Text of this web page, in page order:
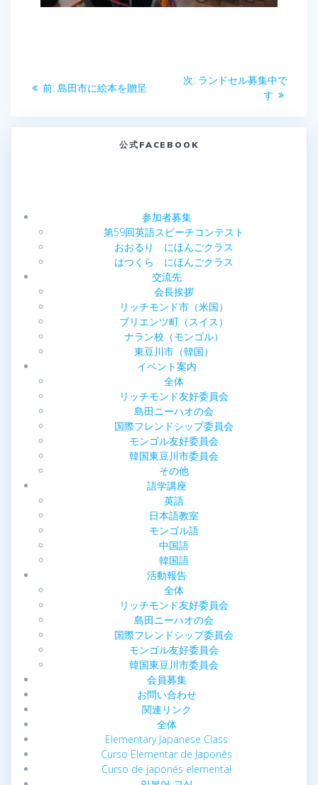
ー
ョ
前: 前
島田市に絵本を贈呈
次: 次
ランドセル募集中で
す
公式FACEBOOK
参加者募集
第59回英語スピーチコンテスト
おおるり にほんごクラス
はつくら にほんごクラス
交流先
会長挨拶
リッチモンド市（米国）
ブリエンツ町（スイス）
ナラン校（モンゴル）
東豆川市（韓国）
イベント案内
全体
リッチモンド友好委員会
島田ニーハオの会
国際フレンドシップ委員会
モンゴル友好委員会
韓国東豆川市委員会
その他
語学講座
英語
日本語教室
モンゴル語
中国語
韓国語
活動報告
全体
リッチモンド友好委員会
島田ニーハオの会
国際フレンドシップ委員会
モンゴル友好委員会
韓国東豆川市委員会
会員募集
お問い合わせ
関連リンク
全体
Elementary Japanese Class
Curso Elementar de Japonês
Curso de japonés elemental